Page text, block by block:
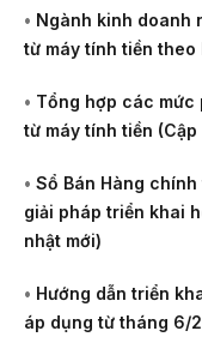
• Ngành kinh doanh
từ máy tính tiền theo
• Tổng hợp các mức
từ máy tính tiền
• Sổ Bán Hàng
giải pháp triển khai
nhật mới)
• Hướng dẫn triển
áp dụng từ tháng 6/